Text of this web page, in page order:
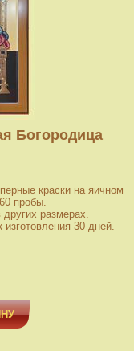
Богородица
краски на яичном
пробы.
размерах.
30 дней.